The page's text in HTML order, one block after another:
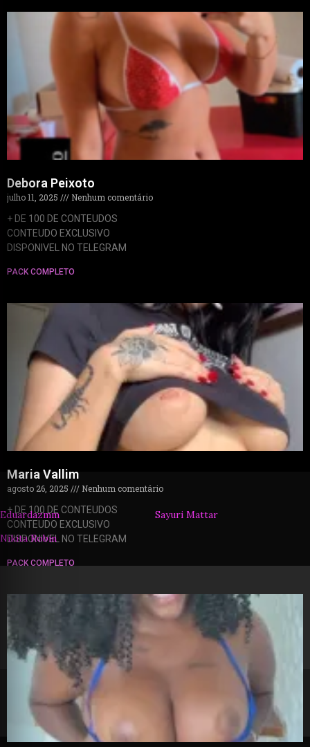
Debora Peixoto
julho 11, 2025
Nenhum comentário
+ DE 100 DE CONTEUDOS
CONTEUDO EXCLUSIVO
DISPONIVEL NO TELEGRAM
PACK COMPLETO
Maria Vallim
agosto 26, 2025
Nenhum comentário
+ DE 100 DE CONTEUDOS
CONTEUDO EXCLUSIVO
DISPONIVEL NO TELEGRAM
PACK COMPLETO
Eduardazmm
Sayuri Mattar
Nikita Robin
© 2026 packzinhos.com.br – Todos os direitos